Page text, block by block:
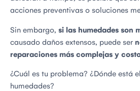
acciones preventivas o soluciones
Sin embargo, si las humedades son
causado daños extensos, puede ser
reparaciones más complejas y
¿Cuál es tu problema? ¿Dónde está
humedades?